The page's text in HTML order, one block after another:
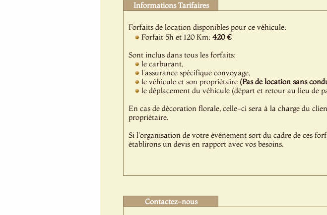
Informations Tarifaires
Forfaits de location disponibles pour ce véhicule:
Forfait 5h et 120 Km: 420 €
Sont inclus dans tous les forfaits:
le carburant,
l'assurance spécifique convoyage,
le véhicule et son propriétaire (Pas de location sans
le déplacement du véhicule (départ et retour au lieu de
En cas de décoration florale, celle-ci sera à la charge du
propriétaire.
Si l'organisation de votre événement sort du cadre de ces
établirons un devis en rapport avec vos besoins.
Contactez-nous